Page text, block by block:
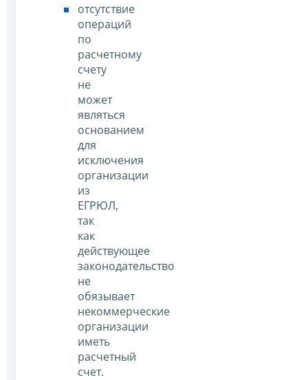
отсутствие
операций
по
расчетному
счету
не
может
являться
основанием
для
исключения
организации
из
ЕГРЮЛ,
так
как
действующее
законодательство
не
обязывает
некоммерческие
организации
иметь
расчетный
счет.